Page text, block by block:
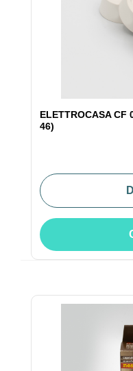
ELETTROCASA CF
46)